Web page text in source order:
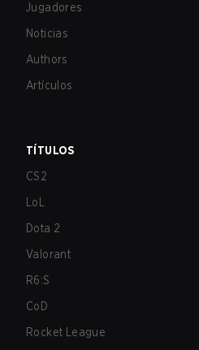
Jugadores
Noticias
Authors
Artículos
TÍTULOS
CS2
LoL
Dota 2
Valorant
R6:S
CoD
Rocket League